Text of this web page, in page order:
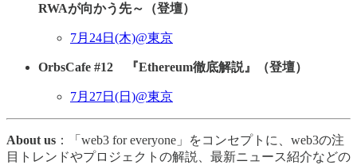
RWAが向かう先～（登壇）
7月24日(木)@東京
OrbsCafe #12 『Ethereum徹底解説』（登壇）
7月27日(日)@東京
About us ：「web3 for everyone」をコンセプトに、web3の注
目トレンドやプロジェクトの解説、最新ニュース紹介などの